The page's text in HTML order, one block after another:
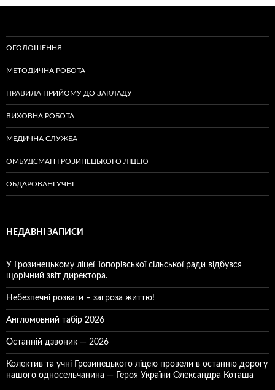
ОГОЛОШЕННЯ
МЕТОДИЧНА РОБОТА
ПРАВИЛА ПРИЙОМУ ДО ЗАКЛАДУ
ВИХОВНА РОБОТА
МЕДИЧНА СЛУЖБА
ОМБУДСМАН ГРОЗИНЕЦЬКОГО ЛІЦЕЮ
ОБДАРОВАНІ УЧНІ
НЕДАВНІ ЗАПИСИ
У Грозинецькому ліцеї Топорівської сільської ради відбувся
щорічний звіт директора.
Небезпечні розваги – загроза життю!
Англомовний табір 2026
Останній дзвоник — 2026
Колектив та учні Грозинецького ліцею провели в останню дорогу
нашого односельчанина — Героя України Олександра Коташа